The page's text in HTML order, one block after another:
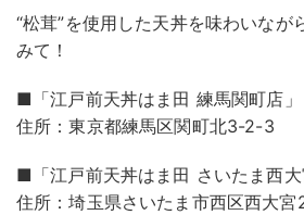
“松茸”を使用した天丼を味わいなが
みて！
■「江戸前天丼はま田 練馬関町店」
住所：東京都練馬区関町北3-2-3
■「江戸前天丼はま田 さいたま西大
住所：埼玉県さいたま市西区西大